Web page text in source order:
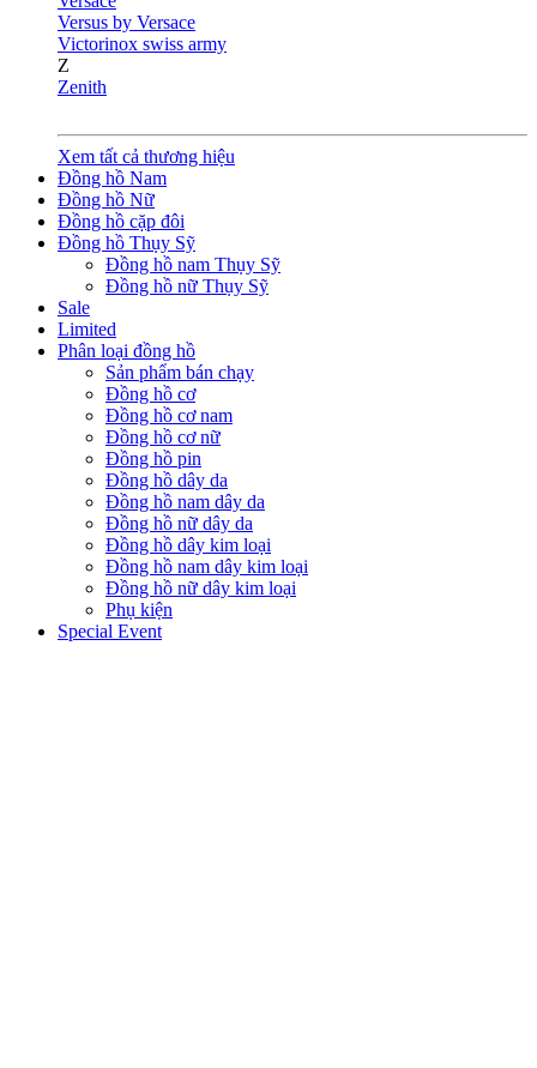
Versus by Versace
Victorinox swiss army
Z
Zenith
Xem tất cả thương hiệu
Đồng hồ Nam
Đồng hồ Nữ
Đồng hồ cặp đôi
Đồng hồ Thụy Sỹ
Đồng hồ nam Thụy Sỹ
Đồng hồ nữ Thụy Sỹ
Sale
Limited
Phân loại đồng hồ
Sản phẩm bán chạy
Đồng hồ cơ
Đồng hồ cơ nam
Đồng hồ cơ nữ
Đồng hồ pin
Đồng hồ dây da
Đồng hồ nam dây da
Đồng hồ nữ dây da
Đồng hồ dây kim loại
Đồng hồ nam dây kim loại
Đồng hồ nữ dây kim loại
Phụ kiện
Special Event